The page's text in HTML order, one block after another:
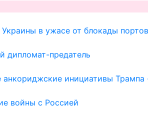
в ужасе от блокады
дипломат-предатель
анкориджские инициативы
войны с Россией